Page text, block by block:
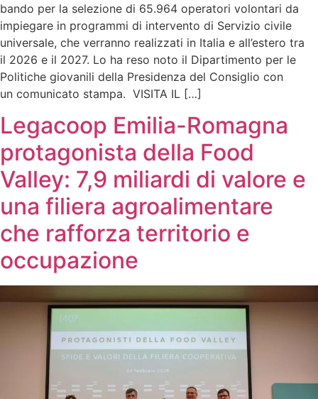
bando per la selezione di 65.964 operatori volontari da
impiegare in programmi di intervento di Servizio civile
universale, che verranno realizzati in Italia e all’estero tra
il 2026 e il 2027. Lo ha reso noto il Dipartimento per le
Politiche giovanili della Presidenza del Consiglio con
un comunicato stampa. VISITA IL […]
Legacoop Emilia-Romagna
protagonista della Food
Valley: 7,9 miliardi di valore e
una filiera agroalimentare
che rafforza territorio e
occupazione